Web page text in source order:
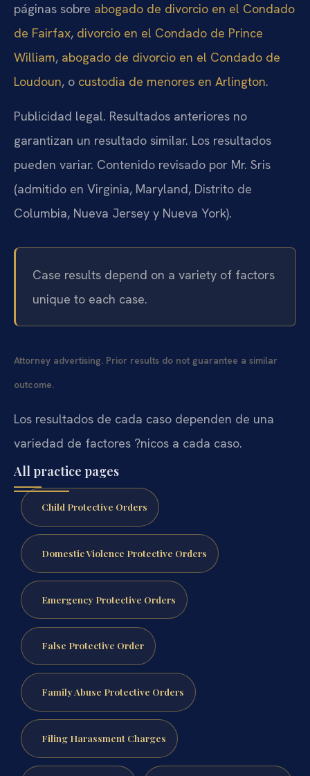
páginas sobre abogado de divorcio en el Condado
de Fairfax, divorcio en el Condado de Prince
William, abogado de divorcio en el Condado de
Loudoun, o custodia de menores en Arlington.
Publicidad legal. Resultados anteriores no
garantizan un resultado similar. Los resultados
pueden variar. Contenido revisado por Mr. Sris
(admitido en Virginia, Maryland, Distrito de
Columbia, Nueva Jersey y Nueva York).
Case results depend on a variety of factors
unique to each case.
Attorney advertising. Prior results do not guarantee a similar
outcome.
Los resultados de cada caso dependen de una
variedad de factores ?nicos a cada caso.
All practice pages
Child Protective Orders
Domestic Violence Protective Orders
Emergency Protective Orders
False Protective Order
Family Abuse Protective Orders
Filing Harassment Charges